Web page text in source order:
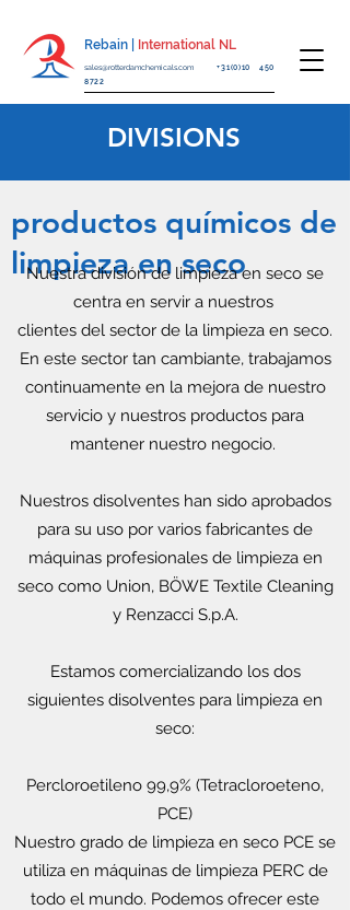
Rebain | International NL
sales@rotterdamchemicals.com+31(0)10 450
8722
productos químicos de
limpieza en seco
Nuestra división de limpieza en seco se
centra en servir a nuestros
clientes del sector de la limpieza en seco.
En este sector tan cambiante, trabajamos
continuamente en la mejora de nuestro
servicio y nuestros productos para
mantener nuestro negocio.
Nuestros disolventes han sido aprobados
para su uso por varios fabricantes de
máquinas profesionales de limpieza en
seco como Union, BÖWE Textile Cleaning
y Renzacci S.p.A.
Estamos comercializando los dos
siguientes disolventes para limpieza en
seco:
Percloroetileno 99,9% (Tetracloroeteno,
PCE)
Nuestro grado de limpieza en seco PCE se
utiliza en máquinas de limpieza PERC de
todo el mundo. Podemos ofrecer este
DIVISIONS